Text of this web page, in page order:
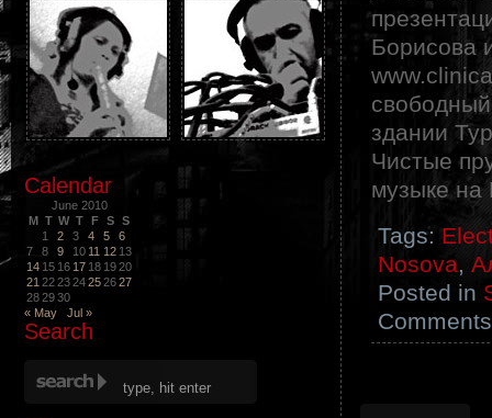
Борисова
здании
Чистые
музыке
Tags:
Nosova,
Posted in
Calendar
June 2010
M T W T F S
S
1
2 3 4 5
6
7
8 9 10 11 12 13
14 15 16 17 18 1920
21 222324252627
282930
« May
Jul »
Search